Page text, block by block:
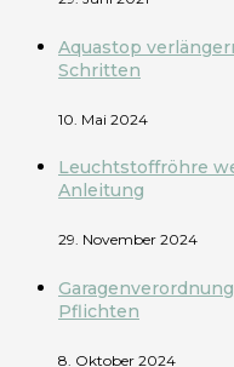
Aquastop
Schritten
10. Mai 2024
Leuchtstoffröhre
Anleitung
29. November 2024
Pflichten
8. Oktober 2024